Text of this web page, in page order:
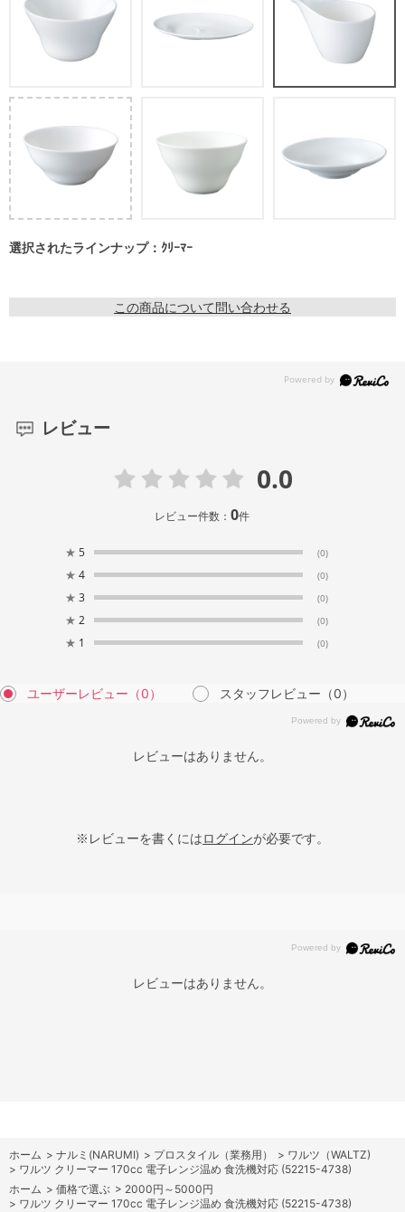
選択されたラインナップ：ｸﾘｰﾏｰ
この商品について問い合わせる
レビュー
0.0
レビュー件数：0件
★ 5 (0)
★ 4 (0)
★ 3 (0)
★ 2 (0)
★ 1 (0)
ユーザーレビュー （0） スタッフレビュー （0）
レビューはありません。
※レビューを書くにはログインが必要です。
レビューはありません。
ホーム > ナルミ(NARUMI) > プロスタイル（業務用） > ワルツ（WALTZ)
> ワルツ クリーマー 170cc 電子レンジ温め 食洗機対応 (52215-4738)
ホーム > 価格で選ぶ > 2000円～5000円
> ワルツ クリーマー 170cc 電子レンジ温め 食洗機対応 (52215-4738)